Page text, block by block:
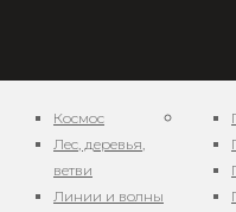
Космос
Лес, деревья,
ветви
Линии и волны